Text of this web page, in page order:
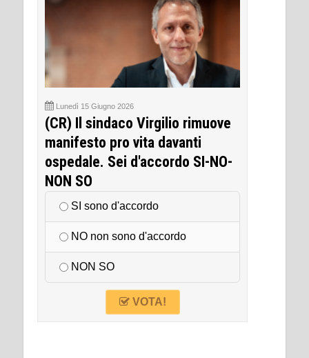
Lunedì 15 Giugno 2026
(CR) Il sindaco Virgilio rimuove
manifesto pro vita davanti
ospedale. Sei d'accordo SI-NO-
NON SO
SI sono d'accordo
NO non sono d'accordo
NON SO
VOTA!